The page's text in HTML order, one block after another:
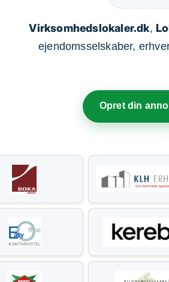
Virksomhedslokaler.dk,
ejendomsselskaber,
Opret din